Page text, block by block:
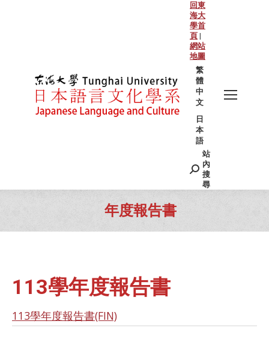
回東
海大
學首
頁 |
網站
地圖
繁
體
中
文
日
本
語
Search:
站
內
搜
尋
年度報告書
You are here:
113學年度報告書
113學年度報告書(FIN)